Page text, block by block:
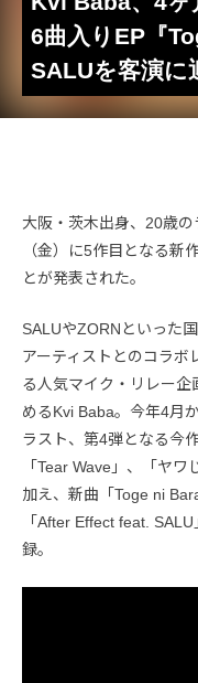
6曲入りEP『
SALUを客演に
大阪・茨木出身、20歳
（金）に5作目となる新
とが発表された。
SALUやZORNといった
アーティストとのコラボ
る人気マイク・リレー企
めるKvi Baba。今年4月
ラスト、第4弾となる今
「Tear Wave」、「ヤ
加え、新曲「Toge ni
「After Effect feat.
録。